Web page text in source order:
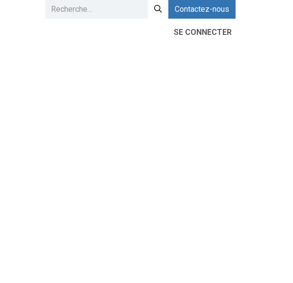
Contactez-nous
SE CONNECTER